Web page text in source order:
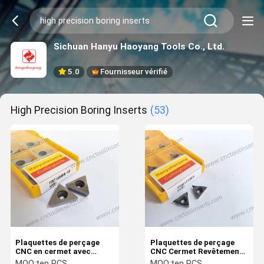
Sichuan Hanyu Haoyang Tools Co., Ltd.
5.0 Fournisseur vérifié
High Precision Boring Inserts (53)
Plaquettes de perçage
CNC en cermet avec
revêtement
Plaquettes de perçage
CNC Cermet Revêtement
TPGH110302L HY081 ，